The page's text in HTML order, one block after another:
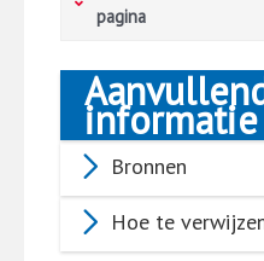
pagina
bevolking
In verschillende
onderzoek gedaan
algemene bevolking.
informatie
Bronnen
Hoe te